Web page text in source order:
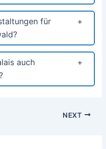
für
auch
NEXT